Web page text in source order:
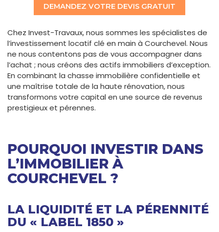
DEMANDEZ VOTRE DEVIS GRATUIT
Chez Invest-Travaux, nous sommes les spécialistes de
l’investissement locatif clé en main à Courchevel. Nous
ne nous contentons pas de vous accompagner dans
l’achat ; nous créons des actifs immobiliers d’exception.
En combinant la chasse immobilière confidentielle et
une maîtrise totale de la haute rénovation, nous
transformons votre capital en une source de revenus
prestigieux et pérennes.
POURQUOI INVESTIR DANS
L’IMMOBILIER À
COURCHEVEL ?
LA LIQUIDITÉ ET LA PÉRENNITÉ
DU « LABEL 1850 »